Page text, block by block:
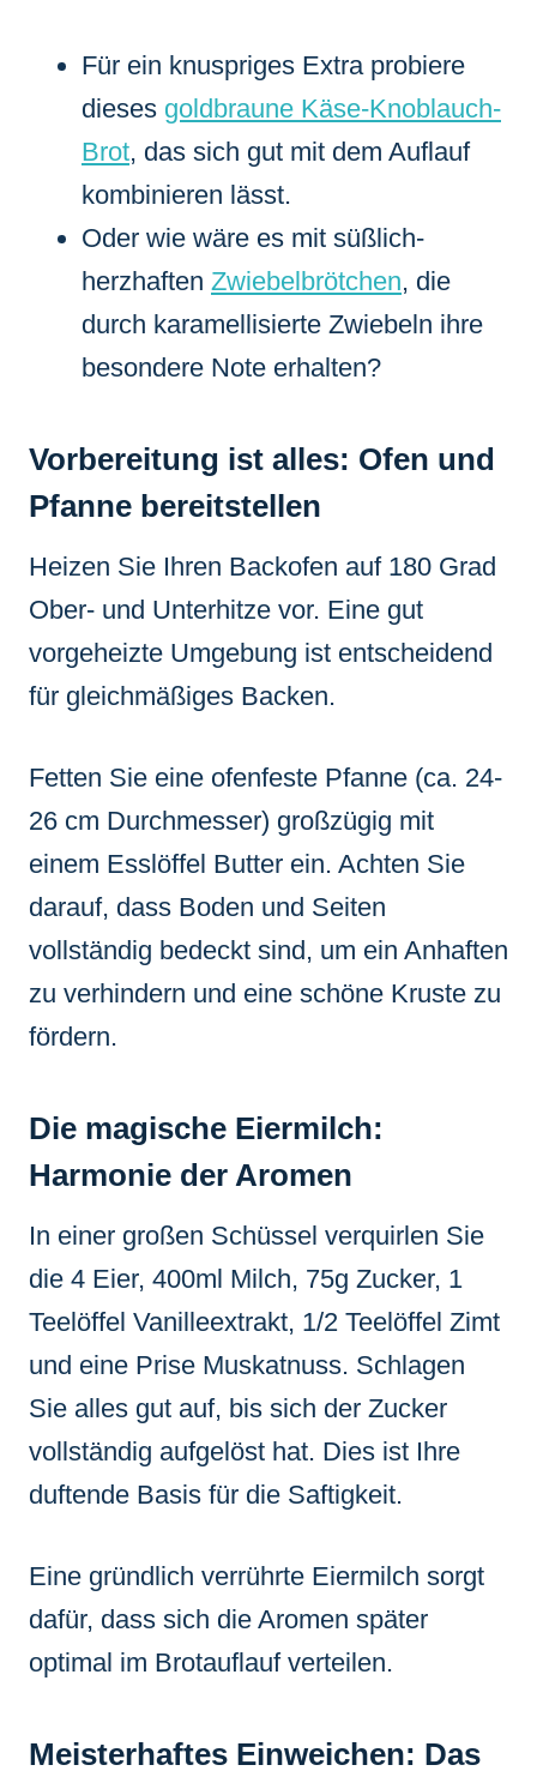
Für ein knuspriges Extra probiere
dieses goldbraune Käse-Knoblauch-
Brot, das sich gut mit dem Auflauf
kombinieren lässt.
Oder wie wäre es mit süßlich-
herzhaften Zwiebelbrötchen, die
durch karamellisierte Zwiebeln ihre
besondere Note erhalten?
Vorbereitung ist alles: Ofen und
Pfanne bereitstellen
Heizen Sie Ihren Backofen auf 180 Grad
Ober- und Unterhitze vor. Eine gut
vorgeheizte Umgebung ist entscheidend
für gleichmäßiges Backen.
Fetten Sie eine ofenfeste Pfanne (ca. 24-
26 cm Durchmesser) großzügig mit
einem Esslöffel Butter ein. Achten Sie
darauf, dass Boden und Seiten
vollständig bedeckt sind, um ein Anhaften
zu verhindern und eine schöne Kruste zu
fördern.
Die magische Eiermilch:
Harmonie der Aromen
In einer großen Schüssel verquirlen Sie
die 4 Eier, 400ml Milch, 75g Zucker, 1
Teelöffel Vanilleextrakt, 1/2 Teelöffel Zimt
und eine Prise Muskatnuss. Schlagen
Sie alles gut auf, bis sich der Zucker
vollständig aufgelöst hat. Dies ist Ihre
duftende Basis für die Saftigkeit.
Eine gründlich verrührte Eiermilch sorgt
dafür, dass sich die Aromen später
optimal im Brotauflauf verteilen.
Meisterhaftes Einweichen: Das